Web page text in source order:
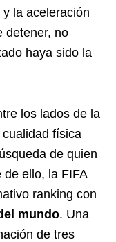
la aceleración
detener, no
haya sido la
los lados de la
física
de quien
ello, la FIFA
ranking con
mundo. Una
de tres